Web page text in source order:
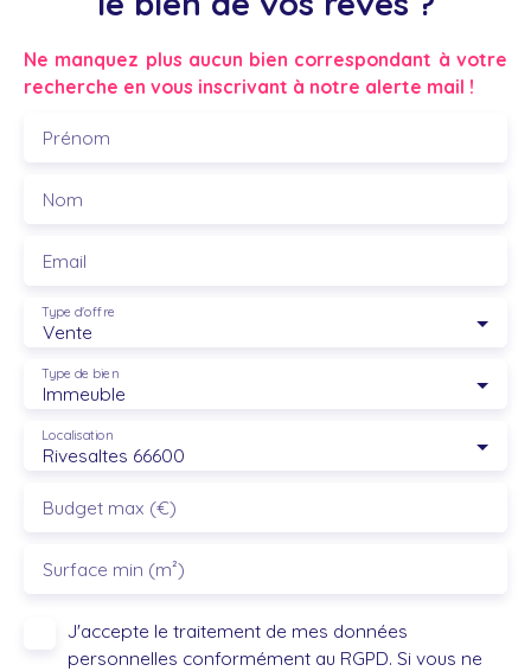
Ne manquez plus aucun bien correspondant à votre
recherche en vous inscrivant à notre alerte mail !
Prénom
Nom
Email
Vente
Type d'offre
Immeuble
Type de bien
Rivesaltes 66600
Localisation
Budget max (€)
Surface min (m²)
J'accepte le traitement de mes données
personnelles conformément au RGPD. Si vous ne